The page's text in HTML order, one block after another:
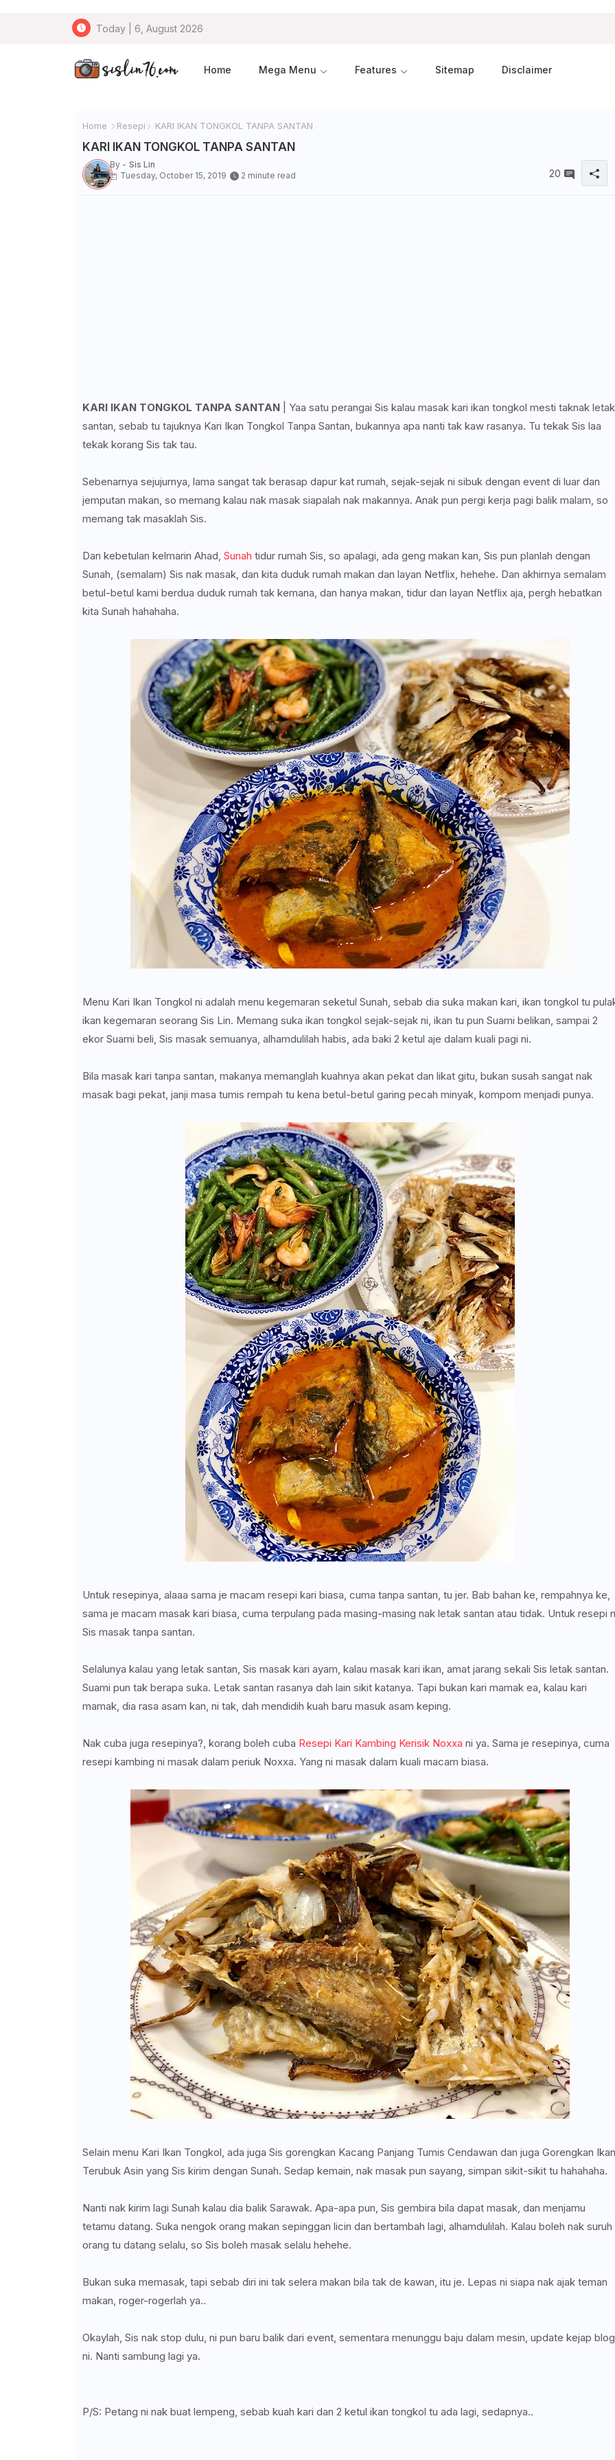
Today | 6, August 2026
Home Mega Menu Features Sitemap Disclaimer
Home Resepi KARI IKAN TONGKOL TANPA SANTAN
KARI IKAN TONGKOL TANPA SANTAN
By - Sis Lin
Tuesday, October 15, 2019
2 minute read 20
KARI IKAN TONGKOL TANPA SANTAN| Yaa satu perangai Sis kalau masak kari ikan tongkol mesti taknak letak
santan, sebab tu tajuknya Kari Ikan Tongkol Tanpa Santan, bukannya apa nanti tak kaw rasanya. Tu tekak Sis laa
tekak korang Sis tak tau.
Sebenarnya sejujurnya, lama sangat tak berasap dapur kat rumah, sejak-sejak ni sibuk dengan event di luar dan
jemputan makan, so memang kalau nak masak siapalah nak makannya. Anak pun pergi kerja pagi balik malam, so
memang tak masaklah Sis.
Dan kebetulan kelmarin Ahad, Sunah tidur rumah Sis, so apalagi, ada geng makan kan, Sis pun planlah dengan
Sunah, (semalam) Sis nak masak, dan kita duduk rumah makan dan layan Netflix, hehehe. Dan akhirnya semalam
betul-betul kami berdua duduk rumah tak kemana, dan hanya makan, tidur dan layan Netflix aja, pergh hebatkan
kita Sunah hahahaha.
Menu Kari Ikan Tongkol ni adalah menu kegemaran seketul Sunah, sebab dia suka makan kari, ikan tongkol tu
ikan kegemaran seorang Sis Lin. Memang suka ikan tongkol sejak-sejak ni, ikan tu pun Suami belikan, sampai 2
ekor Suami beli, Sis masak semuanya, alhamdulilah habis, ada baki 2 ketul aje dalam kuali pagi ni.
Bila masak kari tanpa santan, makanya memanglah kuahnya akan pekat dan likat gitu, bukan susah sangat nak
masak bagi pekat, janji masa tumis rempah tu kena betul-betul garing pecah minyak, kompom menjadi punya.
Untuk resepinya, alaaa sama je macam resepi kari biasa, cuma tanpa santan, tu jer. Bab bahan ke, rempahnya ke,
sama je macam masak kari biasa, cuma terpulang pada masing-masing nak letak santan atau tidak. Untuk resepi
Sis masak tanpa santan.
Selalunya kalau yang letak santan, Sis masak kari ayam, kalau masak kari ikan, amat jarang sekali Sis letak santan.
Suami pun tak berapa suka. Letak santan rasanya dah lain sikit katanya. Tapi bukan kari mamak ea, kalau kari
mamak, dia rasa asam kan, ni tak, dah mendidih kuah baru masuk asam keping.
Nak cuba juga resepinya?, korang boleh cuba Resepi Kari Kambing Kerisik Noxxa ni ya. Sama je resepinya, cuma
resepi kambing ni masak dalam periuk Noxxa. Yang ni masak dalam kuali macam biasa.
Selain menu Kari Ikan Tongkol, ada juga Sis gorengkan Kacang Panjang Tumis Cendawan dan juga Gorengkan Ikan
Terubuk Asin yang Sis kirim dengan Sunah. Sedap kemain, nak masak pun sayang, simpan sikit-sikit tu hahahaha.
Nanti nak kirim lagi Sunah kalau dia balik Sarawak. Apa-apa pun, Sis gembira bila dapat masak, dan menjamu
tetamu datang. Suka nengok orang makan sepinggan licin dan bertambah lagi, alhamdulilah. Kalau boleh nak suruh
orang tu datang selalu, so Sis boleh masak selalu hehehe.
Bukan suka memasak, tapi sebab diri ini tak selera makan bila tak de kawan, itu je. Lepas ni siapa nak ajak teman
makan, roger-rogerlah ya..
Okaylah, Sis nak stop dulu, ni pun baru balik dari event, sementara menunggu baju dalam mesin, update kejap blog
ni. Nanti sambung lagi ya.
P/S: Petang ni nak buat lempeng, sebab kuah kari dan 2 ketul ikan tongkol tu ada lagi, sedapnya..